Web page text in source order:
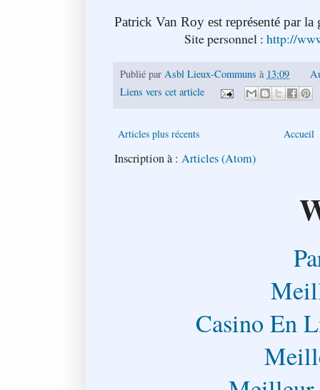
Patrick Van Roy est représenté par
Site personnel : http://
Publié par Asbl Lieux-Communs à 13:09
Liens vers cet article
Articles plus récents Accueil
Inscription à : Articles (Atom)
Casino En